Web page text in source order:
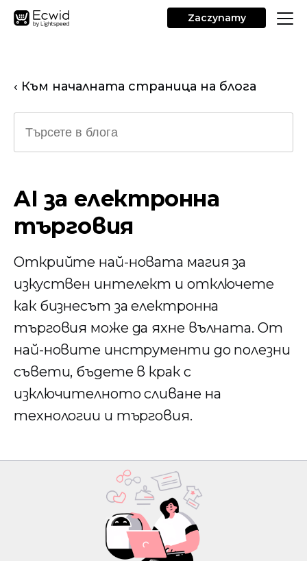
Zaczynamy
‹ Към началната страница на блога
AI за електронна
търговия
Открийте най-новата магия за
изкуствен интелект и отключете
как бизнесът за електронна
търговия може да яхне вълната. От
най-новите инструменти до полезни
съвети, бъдете в крак с
изключителното сливане на
технологии и търговия.